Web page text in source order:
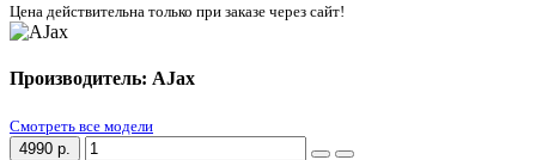
Цена действительна только при заказе через сайт!
Производитель: AJax
Смотреть все модели
4990 р.